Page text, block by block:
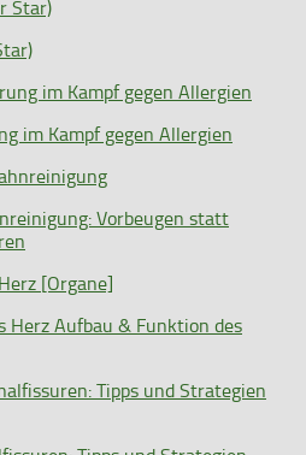
im Kampf gegen Allergien
Vorbeugen statt
Herz Aufbau & Funktion des